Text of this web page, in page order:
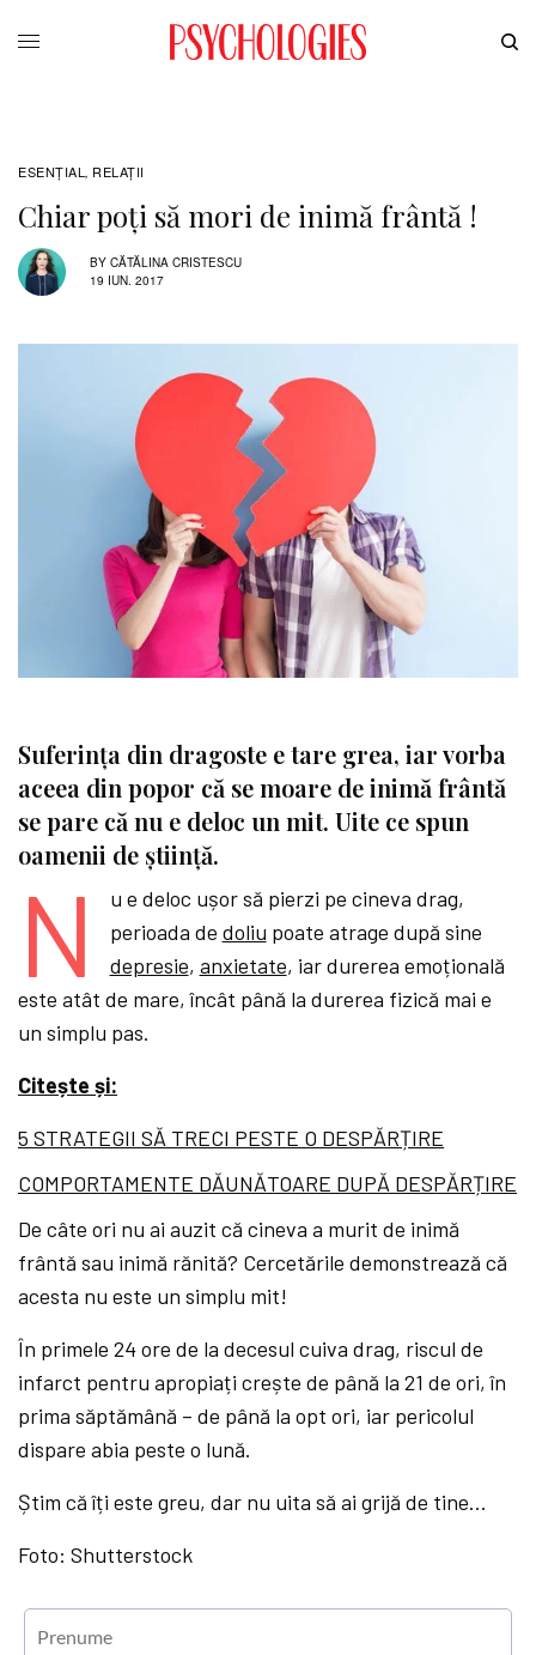
ESENȚIAL , RELAŢII
Chiar poți să mori de inimă frântă !
BY CĂTĂLINA CRISTESCU
19 IUN. 2017
Suferința din dragoste e tare grea, iar vorba
aceea din popor că se moare de inimă frântă
se pare că nu e deloc un mit. Uite ce spun
oamenii de știință.
N
u e deloc ușor să pierzi pe cineva drag,
perioada de doliu poate atrage după sine
depresie, anxietate, iar durerea emoțională
este atât de mare, încât până la durerea fizică mai e
un simplu pas.
Citește și:
5 STRATEGII SĂ TRECI PESTE O DESPĂRȚIRE
COMPORTAMENTE DĂUNĂTOARE DUPĂ DESPĂRȚIRE
De câte ori nu ai auzit că cineva a murit de inimă
frântă sau inimă rănită? Cercetările demonstrează că
acesta nu este un simplu mit!
În primele 24 ore de la decesul cuiva drag, riscul de
infarct pentru apropiați crește de până la 21 de ori, în
prima săptămână – de până la opt ori, iar pericolul
dispare abia peste o lună.
Știm că îți este greu, dar nu uita să ai grijă de tine…
Foto: Shutterstock